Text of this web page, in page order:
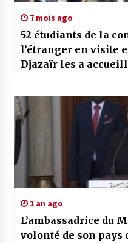
7 mois ago
52 étudiants de la
l’étranger en visite
Djazaïr les a
1 an ago
L’ambassadrice du
volonté de son pays